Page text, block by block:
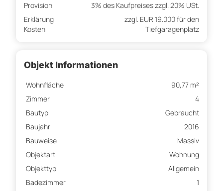
Provision
3% des Kaufpreises zzgl. 20% USt.
Erklärung
Kosten
zzgl. EUR 19.000 für den
Tiefgaragenplatz
Objekt Informationen
Wohnfläche
90,77 m²
Zimmer
4
Bautyp
Gebraucht
Baujahr
2016
Bauweise
Massiv
Objektart
Wohnung
Objekttyp
Allgemein
Badezimmer
1